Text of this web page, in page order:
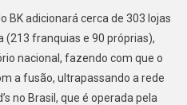
BK adicionará cerca de 303 lojas
(213 franquias e 90 próprias),
nacional, fazendo com que o
a fusão, ultrapassando a rede
no Brasil, que é operada pela